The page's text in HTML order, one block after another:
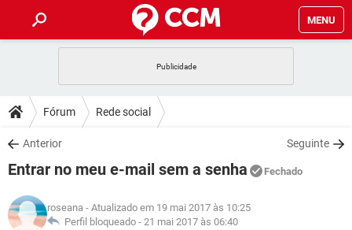
MENU
CELULAR
OUTLOOK
INSTAGRAM GMAIL
GUIA DE COMPRAS
DICAS
JOGOS
INSTAGRAM GMAIL
DOWNLOADS
JOGOS WHATSAPP
CELULAR
OUTLOOK EXCEL
JOGOS WHATSAPP
GLOSSÁRIO
Fórum Rede social
Anterior Seguinte
Entrar no meu e-mail sem a senha Fechado
roseana - Atualizado em 19 mai 2017 às 10:25
Perfil bloqueado - 21 mai 2017 às 06:40